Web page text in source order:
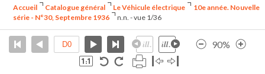
élévé
Accueil Catalogue général Le Véhicule électrique
10e année. Nouvelle
série - N°30, Septembre 1936
n.n. - vue 1/36
90%